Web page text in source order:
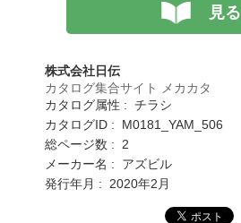
見る
株式会社日伝
カタログ集合サイト メカカタ
カタログ属性 : チラシ
カタログID : M0181_YAM_506
総ページ数 : 2
メーカー名 : アズビル
発行年月 : 2020年2月